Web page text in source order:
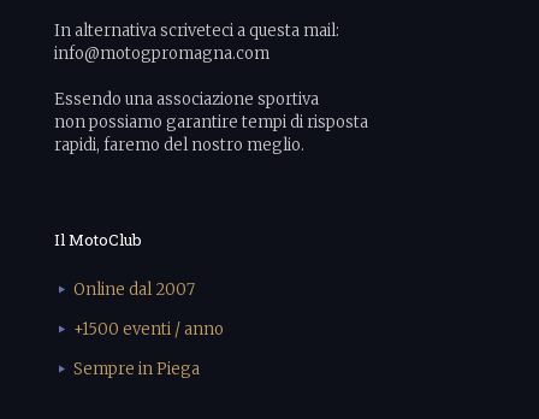
In alternativa scriveteci a questa mail:
info@motogpromagna.com
Essendo una associazione sportiva
non possiamo garantire tempi di risposta
rapidi, faremo del nostro meglio.
Il MotoClub
Online dal 2007
+1500 eventi / anno
Sempre in Piega